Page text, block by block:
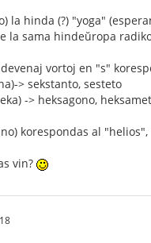
la hinda (?) "yoga"
la sama hindeŭropa
vortoj en "s"
> sekstanto, sesteto
-> heksagono,
korespondas al
vin?